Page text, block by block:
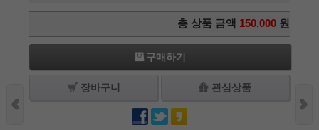
총 상품 금액 150,000 원
구매하기
장바구니 관심상품